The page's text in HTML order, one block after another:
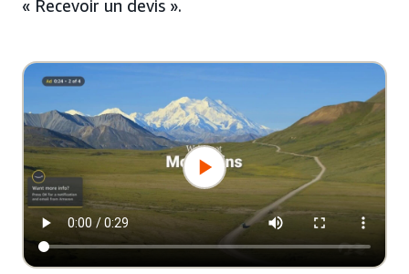
« Recevoir un devis ».